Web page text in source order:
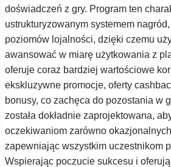
doświadczeń z gry. Program ten
ustrukturyzowanym systemem
poziomów lojalności, dzięki czemu
awansować w miarę użytkowania z
oferuje coraz bardziej wartościowe
ekskluzywne promocje, oferty
bonusy, co zachęca do pozostania w
została dokładnie zaprojektowana,
oczekiwaniom zarówno
zapewniając wszystkim uczestnikom
Wspierając poczucie sukcesu i